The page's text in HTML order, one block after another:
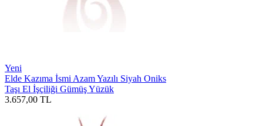
Yeni
Elde Kazıma İsmi Azam Yazılı Siyah Oniks
Taşı El İşçiliği Gümüş Yüzük
3.657,00 TL